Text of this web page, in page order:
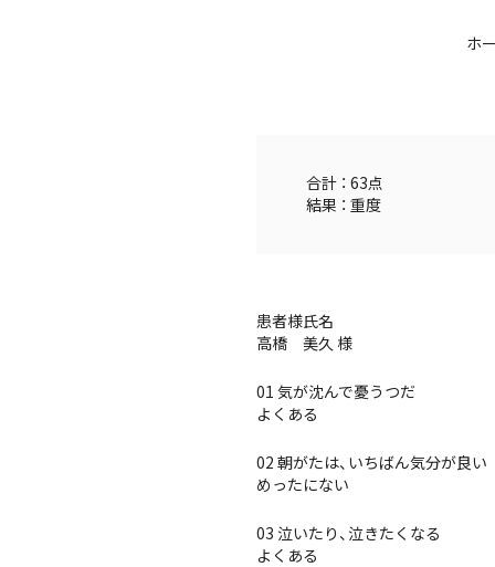
ホ
合計 ： 63点
結果 ： 重度
患者様氏名
高橋 美久 様
01 気が沈んで憂うつだ
よくある
02 朝がたは、いちばん気分が良い
めったにない
03 泣いたり、泣きたくなる
よくある